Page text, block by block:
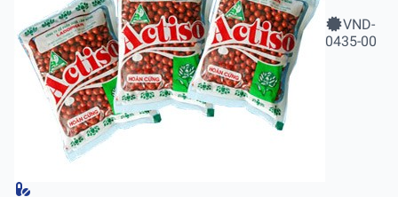
VND-
0435-00